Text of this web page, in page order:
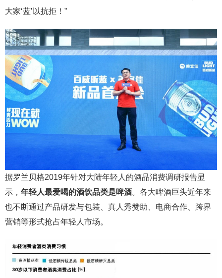
大家‘蓝’以抗拒！”
据罗兰贝格2019年针对大陆年轻人的酒品消费调研报告显
示， 年轻人最爱喝的酒饮品类是啤酒。各大啤酒巨头近年来
也不断通过产品研发与包装、真人秀赞助、电商合作、跨界
营销等形式抢占年轻人市场。